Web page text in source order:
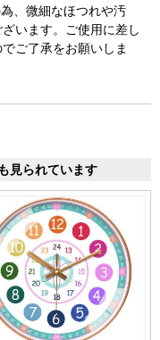
、微細なほつれや汚
います。ご使用に差し
ご了承をお願いしま
見られています